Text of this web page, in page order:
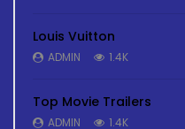
Louis Vuitton
ADMIN 1.4K
Top Movie Trailers
ADMIN 1.4K